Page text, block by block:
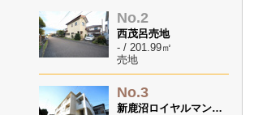
No.2
西茂呂売地
- / 201.99㎡
売地
No.3
新鹿沼ロイヤルマンション